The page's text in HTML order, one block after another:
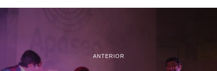
ANTERIOR